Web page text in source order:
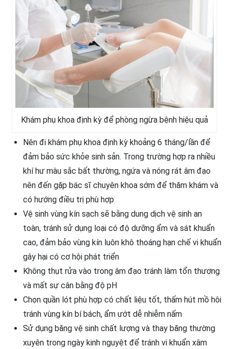
Khám phụ khoa định kỳ để phòng ngừa bệnh hiệu quả
Nên đi khám phụ khoa định kỳ khoảng 6 tháng/lần để
đảm bảo sức khỏe sinh sản. Trong trường hợp ra nhiều
khí hư màu sắc bất thường, ngứa và nóng rát âm đạo
nên đến gặp bác sĩ chuyên khoa sớm để thăm khám và
có hướng điều trị phù hợp
Vệ sinh vùng kín sạch sẽ bằng dung dịch vệ sinh an
toàn, tránh sử dụng loại có độ dưỡng ẩm và sát khuẩn
cao, đảm bảo vùng kín luôn khô thoáng hạn chế vi khuẩn
gây hại có cơ hội phát triển
Không thụt rửa vào trong âm đạo tránh làm tổn thương
và mất sự cân bằng độ pH
Chọn quần lót phù hợp có chất liệu tốt, thấm hút mồ hôi
tránh vùng kín bí bách, ẩm ướt dễ nhiễm nấm
Sử dụng băng vệ sinh chất lượng và thay băng thường
xuyên trong ngày kinh nguyệt để tránh vi khuẩn xâm